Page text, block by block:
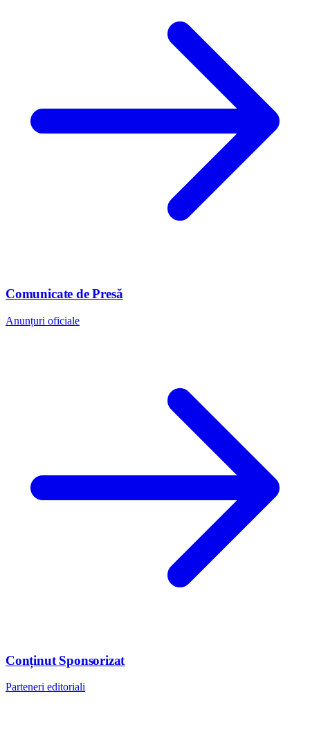
Comunicate de Presă
Anunțuri oficiale
Conținut Sponsorizat
Parteneri editoriali